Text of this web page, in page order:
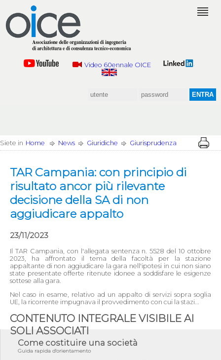
Video 60ennale OICE
Siete in Home News Giuridiche Giurisprudenza
TAR Campania: con principio di
risultato ancor più rilevante
decisione della SA di non
aggiudicare appalto
23/11/2023
Il TAR Campania, con l'allegata sentenza n. 5528 del 10 ottobre
2023, ha affrontato il tema della facoltà per la stazione
appaltante di non aggiudicare la gara nell'ipotesi in cui non siano
state presentate offerte ritenute idonee a soddisfare le esigenze
sottese alla gara.
Nel caso in esame, relativo ad un appalto di servizi sopra soglia
UE, la ricorrente impugnava il provvedimento con cui la stazi...
CONTENUTO INTEGRALE VISIBILE AI
SOLI ASSOCIATI
Come costituire una società
Guida rapida d'orientamento